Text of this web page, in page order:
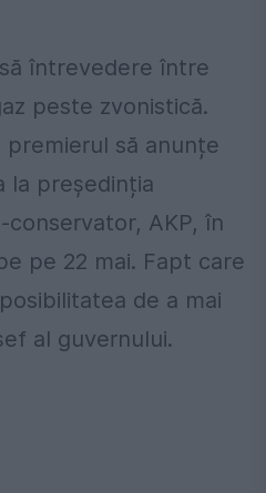
întrevedere între
peste zvonistică.
premierul să anunțe
la președinția
AKP, în
pe 22 mai. Fapt care
de a mai
al guvernului.